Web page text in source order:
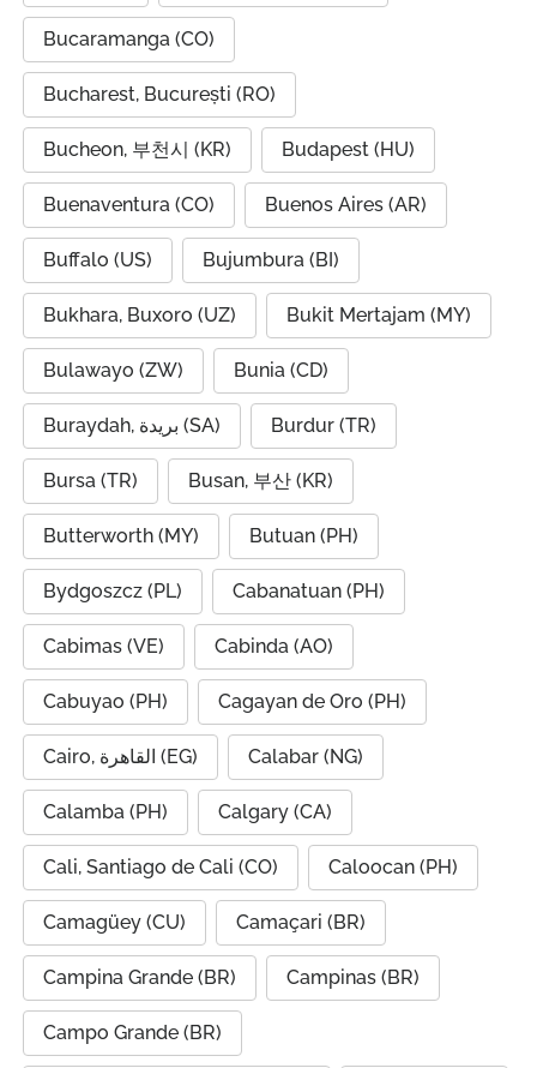
Bucaramanga (CO)
Bucharest, București (RO)
Bucheon, 부천시 (KR) Budapest (HU)
Buenaventura (CO) Buenos Aires (AR)
Buffalo (US) Bujumbura (BI)
Bukhara, Buxoro (UZ) Bukit Mertajam (MY)
Bulawayo (ZW) Bunia (CD)
Buraydah, بريدة (SA) Burdur (TR)
Bursa (TR) Busan, 부산 (KR)
Butterworth (MY) Butuan (PH)
Bydgoszcz (PL) Cabanatuan (PH)
Cabimas (VE) Cabinda (AO)
Cabuyao (PH) Cagayan de Oro (PH)
Cairo, القاهرة (EG) Calabar (NG)
Calamba (PH) Calgary (CA)
Cali, Santiago de Cali (CO) Caloocan (PH)
Camagüey (CU) Camaçari (BR)
Campina Grande (BR) Campinas (BR)
Campo Grande (BR)